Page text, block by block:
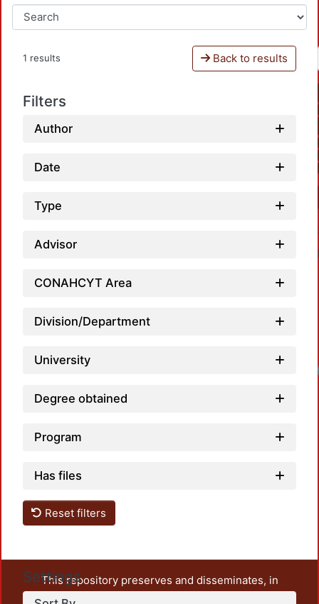
1 results Back to results
Filters
Author
Date
Type
Advisor
CONAHCYT Area
Division/Department
University
Degree obtained
Program
Has files
Reset filters
Settings
This repository preserves and disseminates, in
unrestricted open access, the teaching and research